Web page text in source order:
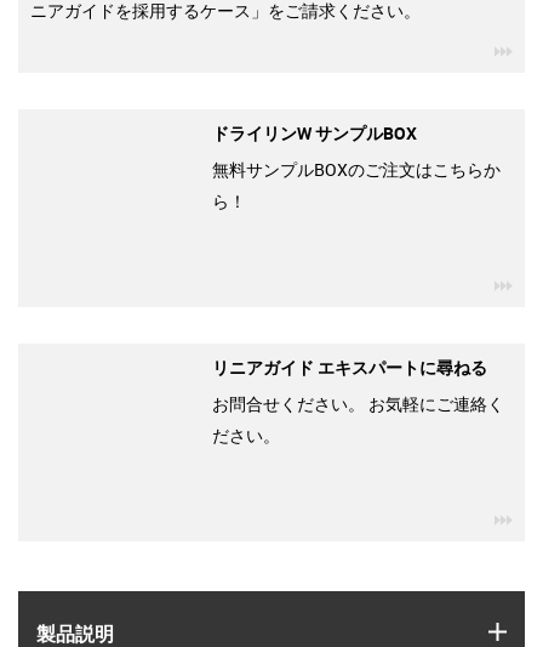
製品説明
ニアガイドを採用するケース」をご請求ください。
ドライリンW サンプルBOX
無料サンプルBOXのご注文はこちらか
ら！
リニアガイド エキスパートに尋ねる
お問合せください。 お気軽にご連絡く
ださい。